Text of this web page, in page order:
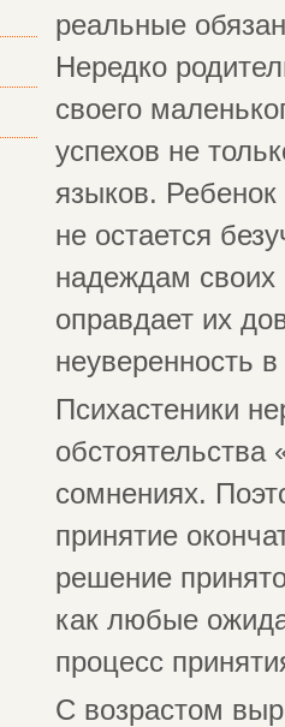
реальные
Нередко
своего
успехов не
языков.
не остается
надеждам своих
оправдает их
неуверенность
Психастеники
обстоятельства
сомнениях.
принятие
решение
как любые
процесс
С возрастом